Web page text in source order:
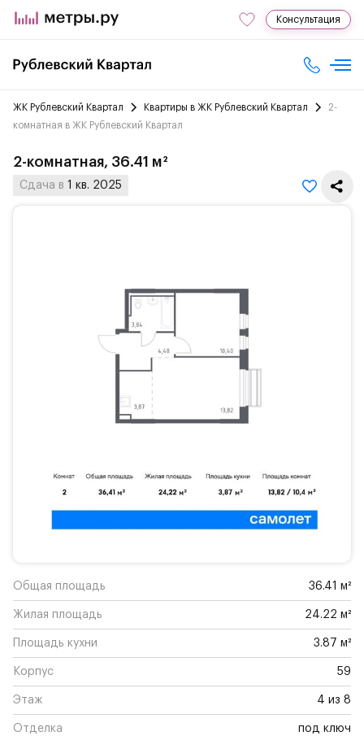
Консультация
ЖК Рублевский Квартал Квартиры в ЖК Рублевский Квартал
2-
комнатная в ЖК Рублевский Квартал
2-комнатная, 36.41 м²
Сдача в 1 кв. 2025
Общая площадь 36.41 м²
Жилая площадь 24.22 м²
Площадь кухни 3.87 м²
Корпус 59
Этаж 4 из 8
Отделка под ключ